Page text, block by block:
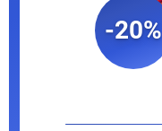
-20%